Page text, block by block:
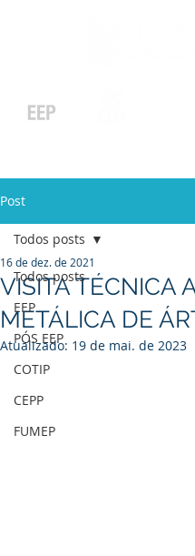
Post
Todos posts
EEP
PÓS EEP
COTIP
CEPP
FUMEP
Todos posts
VISITA TÉCNICA
METÁLICA DE
16 de dez. de 2021
Atualizado: 19 de mai. de 2023